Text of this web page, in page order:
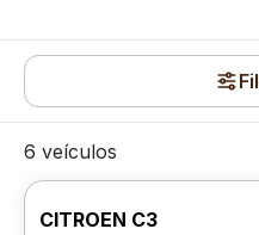
6 veículos
CITROEN C3